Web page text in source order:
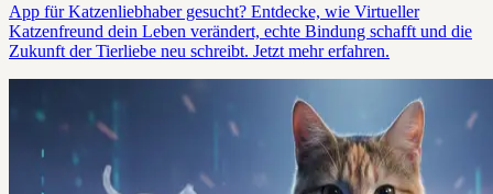
App für Katzenliebhaber gesucht? Entdecke, wie Virtueller
Katzenfreund dein Leben verändert, echte Bindung schafft und die
Zukunft der Tierliebe neu schreibt. Jetzt mehr erfahren.